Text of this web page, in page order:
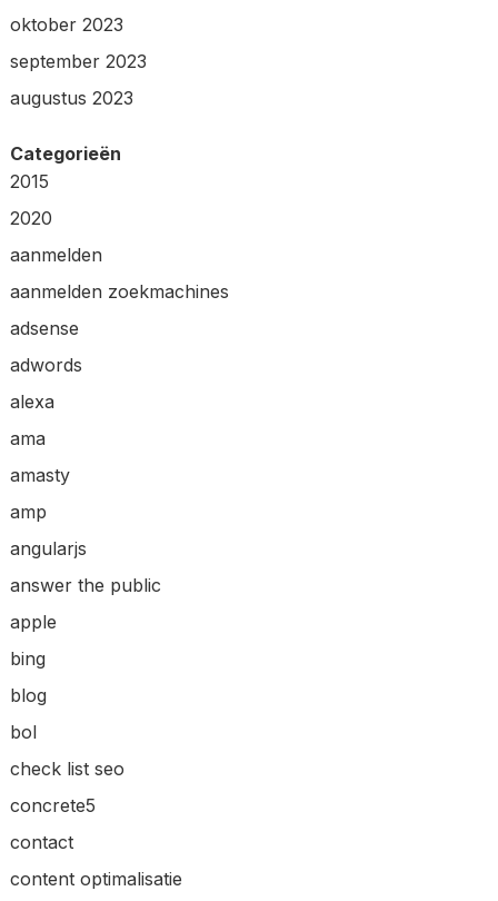
oktober 2023
september 2023
augustus 2023
Categorieën
2015
2020
aanmelden
aanmelden zoekmachines
adsense
adwords
alexa
ama
amasty
amp
angularjs
answer the public
apple
bing
blog
bol
check list seo
concrete5
contact
content optimalisatie